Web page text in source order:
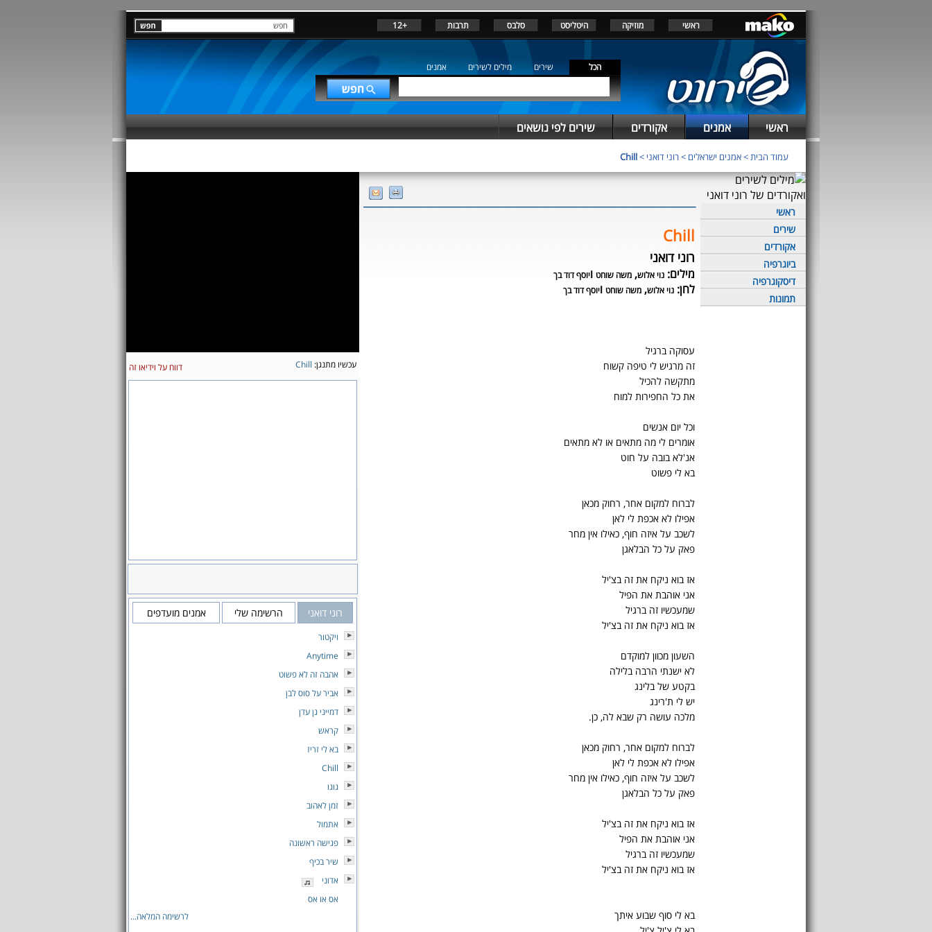
ראשי מוזיקה היטליסט סלבס תרבות +12
הכל שירים מילים לשירים אמנים
ראשי אמנים אקורדים שירים לפי נושאים
עמוד הבית>אמנים ישראלים >רוני דואני >
Chill
ראשי
שירים
אקורדים
ביוגרפיה
דיסקוגרפיה
תמונות
Chill
רוני דואני
מילים: נוי אלוש, משה שוחט ויוסף דוד בך
לחן: נוי אלוש, משה שוחט ויוסף דוד בך
עסוקה ברגיל
זה מרגיש לי טיפה קשוח
מתקשה להכיל
את כל החפירות למוח
וכל יום אנשים
אומרים לי מה מתאים או לא מתאים
אנ'לא בובה על חוט
בא לי פשוט
לברוח למקום אחר, רחוק מכאן
אפילו לא אכפת לי לאן
לשכב על איזה חוף, כאילו אין מחר
פאק על כל הבלאגן
אז בוא ניקח את זה בצ'יל
אני אוהבת את הפיל
שמעכשיו זה ברגיל
אז בוא ניקח את זה בצ'יל
השעון מכוון למוקדם
לא ישנתי הרבה בלילה
בקטע של בלינג
יש לי ת'רינג
מלכה עושה רק שבא לה, כן.
לברוח למקום אחר, רחוק מכאן
אפילו לא אכפת לי לאן
לשכב על איזה חוף, כאילו אין מחר
פאק על כל הבלאגן
אז בוא ניקח את זה בצ'יל
אני אוהבת את הפיל
שמעכשיו זה ברגיל
אז בוא ניקח את זה בצ'יל
בא לי סוף שבוע איתך
עכשיו מתנגן: Chill דווח על וידיאו זה
רוני דואני הרשימה שלי אמנים מועדפים
ויקטור
Anytime
אהבה זה לא פשוט
אביר על סוס לבן
דמייני גן עדן
קראש
בא לי זריז
Chill
גוגו
זמן לאהוב
אתמול
פגישה ראשונה
שיר בכיף
אדוני
אס או אס
לרשימה המלאה...